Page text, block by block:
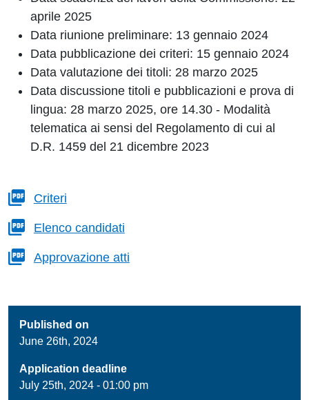
aprile 2025
Data riunione preliminare: 13 gennaio 2024
Data pubblicazione dei criteri: 15 gennaio 2024
Data valutazione dei titoli: 28 marzo 2025
Data discussione titoli e pubblicazioni e prova di
lingua: 28 marzo 2025, ore 14.30 - Modalità
telematica ai sensi del Regolamento di cui al
D.R. 1459 del 21 dicembre 2023
Criteri
Elenco candidati
Approvazione atti
Published on
June 26th, 2024
Application deadline
July 25th, 2024 - 01:00 pm